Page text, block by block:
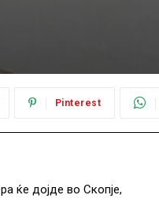
Pinterest
ќе дојде во Скопје,